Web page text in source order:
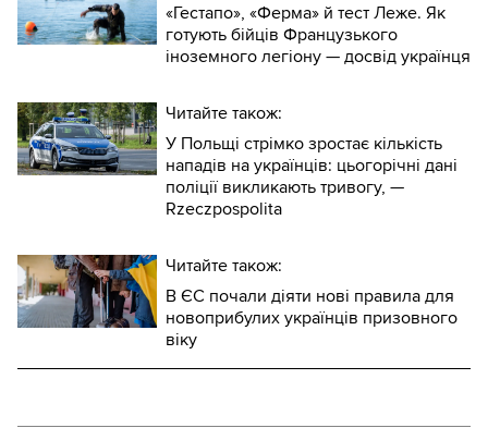
«Гестапо», «Ферма» й тест Леже. Як
готують бійців Французького
іноземного легіону — досвід українця
Читайте також:
У Польщі стрімко зростає кількість
нападів на українців: цьогорічні дані
поліції викликають тривогу, —
Rzeczpospolita
Читайте також:
В ЄС почали діяти нові правила для
новоприбулих українців призовного
віку